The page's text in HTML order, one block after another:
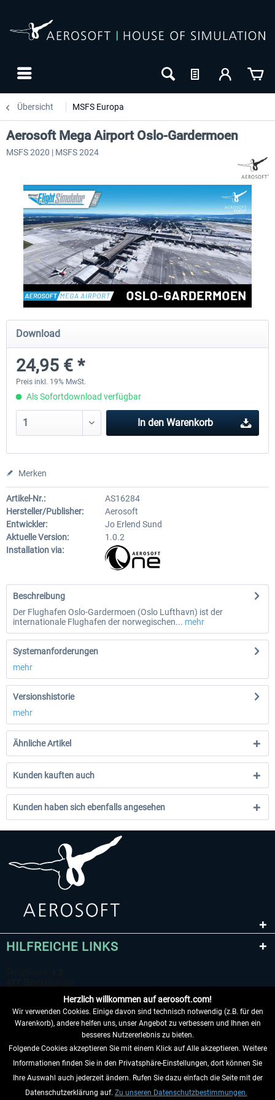
Übersicht MSFS Europa
Aerosoft Mega Airport Brüssel
24,95 € *
Aerosoft Airport Köln/
Aerosoft Mega Airport Oslo-Gardermoen
MSFS 2020 | MSFS 2024
Download
24,95 € *
Preis inkl. 19% MwSt.
Als Sofortdownload verfügbar
In den Warenkorb
Merken
Artikel-Nr.:
AS16284
Hersteller/Publisher:
Aerosoft
Entwickler:
Jo Erlend Sund
Aktuelle Version:
1.0.2
Installation via:
Beschreibung
Der Flughafen Oslo-Gardermoen (Oslo Lufthavn) ist der
internationale Flughafen der norwegischen... mehr
Systemanforderungen
mehr
Versionshistorie
mehr
Ähnliche Artikel
Kunden kauften auch
Kunden haben sich ebenfalls angesehen
HILFREICHE LINKS
VERTRAG WIDERRUFEN
INFORMATIONEN
Herzlich willkommen auf aerosoft.com!
Wir verwenden Cookies. Einige davon sind technisch notwendig (z.B. für den
Warenkorb), andere helfen uns, unser Angebot zu verbessern und Ihnen ein
besseres Nutzererlebnis zu bieten.
Folgende Cookies akzeptieren Sie mit einem Klick auf Alle akzeptieren. Weitere
Informationen finden Sie in den Privatsphäre-Einstellungen, dort können Sie
Ihre Auswahl auch jederzeit ändern. Rufen Sie dazu einfach die Seite mit der
Datenschutzerklärung auf. Zu unseren Datenschutzbestimmungen.